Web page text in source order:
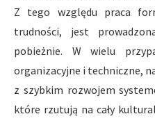
Z tego względu praca
trudności, jest
pobieżnie. W wielu
organizacyjne i techniczne,
z szybkim rozwojem
które rzutują na cały